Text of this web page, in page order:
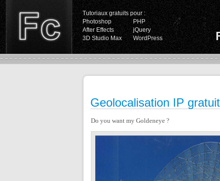
Tutoriaux gratuits pour :
Photoshop
PHP
After Effects
jQuery
3D Studio Max
WordPress
Geolocalisation IP
Do you want my Goldeneye ?